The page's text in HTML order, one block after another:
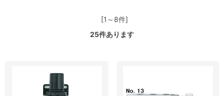
[1～8件]
25件あります